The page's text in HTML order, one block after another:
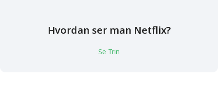
Hvordan ser man Netflix?
Se Trin